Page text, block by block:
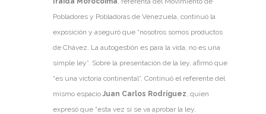
Pobladores y Pobladoras de Venezuela, continuó la
exposición y aseguró que “nosotros somos productos
de Chávez. La autogestión es para la vida, no es una
simple ley”. Sobre la presentación de la ley, afirmó que
“es una victoria continental”. Continuó el referente del
mismo espacio Juan Carlos Rodríguez, quien
expresó que “esta vez sí se va aprobar la ley,